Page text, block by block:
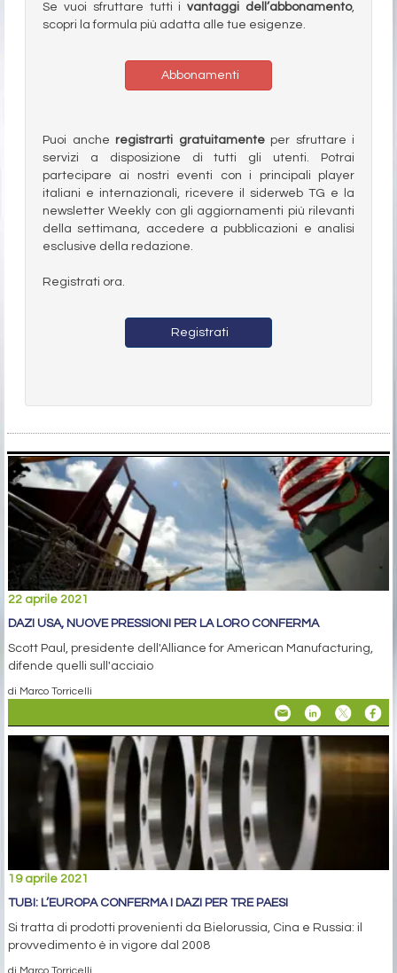
Se vuoi sfruttare tutti ivantaggi dell’abbonamento,
scopri la formula più adatta alle tue esigenze.
Abbonamenti
Puoi anche registrarti gratuitamenteper sfruttare i
servizi a disposizione di tutti gli utenti. Potrai
partecipare ai nostri eventi con i principali player
italiani e internazionali, ricevere il siderweb TG e la
newsletter Weekly con gli aggiornamenti più rilevanti
della settimana, accedere a pubblicazioni e analisi
esclusive della redazione.
Registrati ora.
Registrati
22 aprile 2021
DAZI USA, NUOVE PRESSIONI PER LA LORO CONFERMA
Scott Paul, presidente dell'Alliance for American Manufacturing,
difende quelli sull'acciaio
di Marco Torricelli
19 aprile 2021
TUBI: L’EUROPA CONFERMA I DAZI PER TRE PAESI
Si tratta di prodotti provenienti da Bielorussia, Cina e Russia: il
provvedimento è in vigore dal 2008
di Marco Torricelli